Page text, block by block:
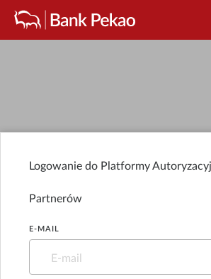
Logowanie do Platformy
Partnerów
E-MAIL